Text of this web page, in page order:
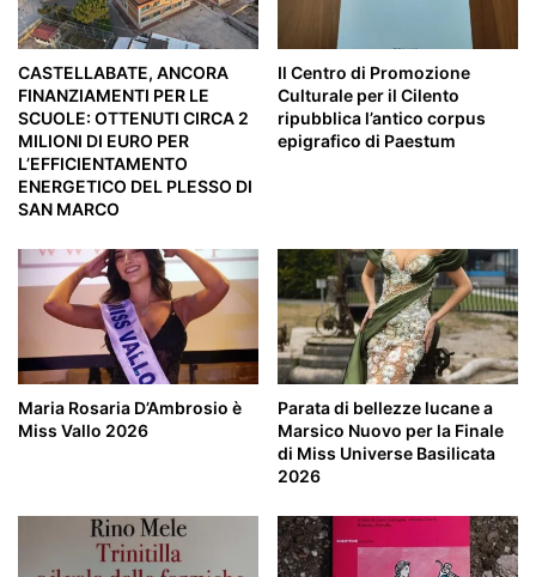
CASTELLABATE, ANCORA
FINANZIAMENTI PER LE
SCUOLE: OTTENUTI CIRCA 2
MILIONI DI EURO PER
L’EFFICIENTAMENTO
ENERGETICO DEL PLESSO DI
SAN MARCO
Il Centro di Promozione
Culturale per il Cilento
ripubblica l’antico corpus
epigrafico di Paestum
Maria Rosaria D’Ambrosio è
Miss Vallo 2026
Parata di bellezze lucane a
Marsico Nuovo per la Finale
di Miss Universe Basilicata
2026